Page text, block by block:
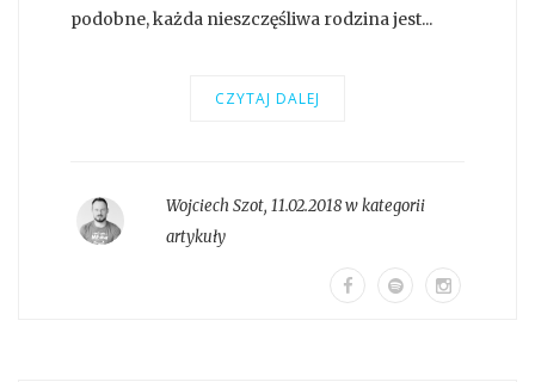
podobne, każda nieszczęśliwa rodzina jest...
CZYTAJ DALEJ
Wojciech Szot, 11.02.2018 w kategorii
artykuły